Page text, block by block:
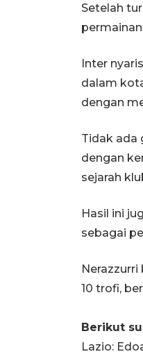
Setelah
Inter
dalam
dengan
Tidak ada
dengan
sejarah
Hasil ini
sebagai
10 trofi,
Berikut
Lazio: